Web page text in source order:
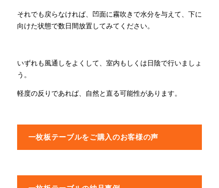
それでも戻らなければ、凹面に霧吹きで水分を与えて、下に
向けた状態で数日間放置してみてください。
いずれも風通しをよくして、室内もしくは日陰で行いましょ
う。
軽度の反りであれば、自然と直る可能性があります。
一枚板テーブルをご購入のお客様の声